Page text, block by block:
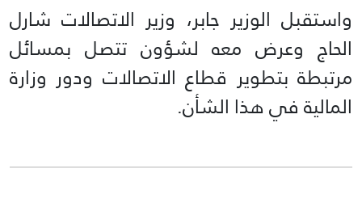
واستقبل الوزير جابر، وزير الاتصالات شارل
الحاج وعرض معه لشؤون تتصل بمسائل
مرتبطة بتطوير قطاع الاتصالات ودور وزارة
المالية في هذا الشأن.